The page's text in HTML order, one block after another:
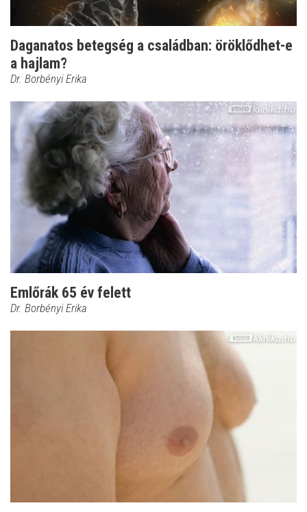
Daganatos betegség a családban: öröklődhet-e
a hajlam?
Dr. Borbényi Erika
Emlőrák 65 év felett
Dr. Borbényi Erika